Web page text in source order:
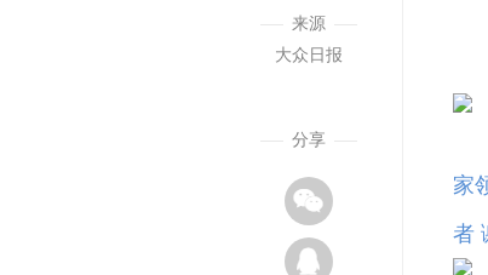
来源
大众日报
分享
家
者